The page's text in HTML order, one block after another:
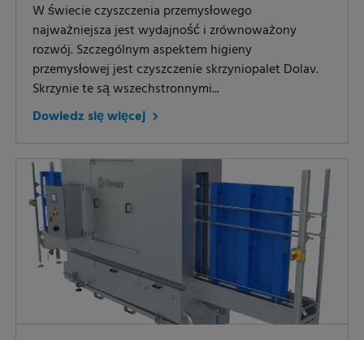
W świecie czyszczenia przemysłowego
najważniejsza jest wydajność i zrównoważony
rozwój. Szczególnym aspektem higieny
przemysłowej jest czyszczenie skrzyniopalet Dolav.
Skrzynie te są wszechstronnymi...
Dowiedz się więcej